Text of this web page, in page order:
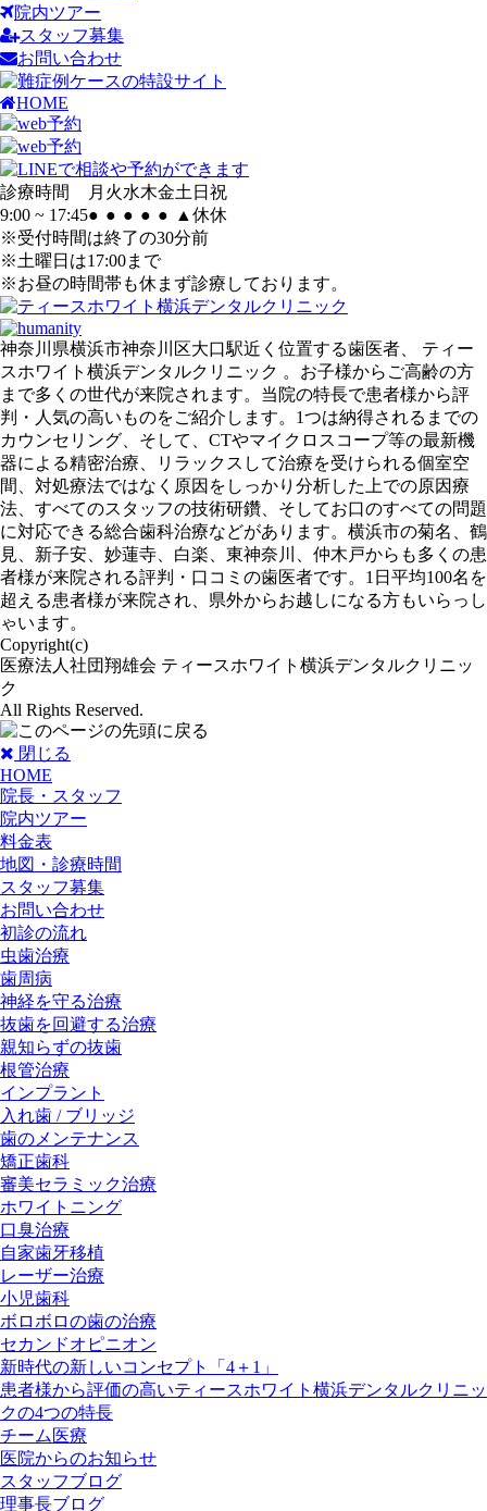
院内ツアー
スタッフ募集
お問い合わせ
HOME
診療時間 月 火水木金土 日 祝
9:00 ~ 17:45● ● ● ● ● ▲ 休休
※受付時間は終了の30分前
※土曜日は17:00まで
※お昼の時間帯も休まず診療しております。
神奈川県横浜市神奈川区大口駅近く位置する歯医者、 ティー
スホワイト横浜デンタルクリニック 。お子様からご高齢の方
まで多くの世代が来院されます。当院の特長で患者様から評
判・人気の高いものをご紹介します。1つは納得されるまでの
カウンセリング、そして、CTやマイクロスコープ等の最新機
器による精密治療、リラックスして治療を受けられる個室空
間、対処療法ではなく原因をしっかり分析した上での原因療
法、すべてのスタッフの技術研鑽、そしてお口のすべての問題
に対応できる総合歯科治療などがあります。横浜市の菊名、鶴
見、新子安、妙蓮寺、白楽、東神奈川、仲木戸からも多くの患
者様が来院される評判・口コミの歯医者です。1日平均100名を
超える患者様が来院され、県外からお越しになる方もいらっし
ゃいます。
Copyright(c)
医療法人社団翔雄会 ティースホワイト横浜デンタルクリニッ
ク
All Rights Reserved.
閉じる
HOME
院長・スタッフ
院内ツアー
料金表
地図・診療時間
スタッフ募集
お問い合わせ
初診の流れ
虫歯治療
歯周病
神経を守る治療
抜歯を回避する治療
親知らずの抜歯
根管治療
インプラント
入れ歯 / ブリッジ
歯のメンテナンス
矯正歯科
審美セラミック治療
ホワイトニング
口臭治療
自家歯牙移植
レーザー治療
小児歯科
ボロボロの歯の治療
セカンドオピニオン
新時代の新しいコンセプト「4＋1」
患者様から評価の高いティースホワイト横浜デンタルクリニッ
クの4つの特長
チーム医療
医院からのお知らせ
スタッフブログ
理事長ブログ